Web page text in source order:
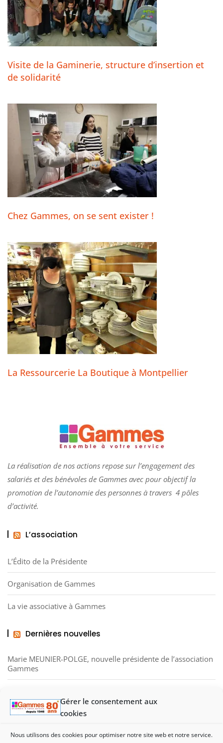
Gérer le consentement aux
cookies
Nous utilisons des cookies pour optimiser notre site web et notre service.
Visite de la Gaminerie, structure d’insertion et
de solidarité
Chez Gammes, on se sent exister !
La Ressourcerie La Boutique à Montpellier
La réalisation de nos actions repose sur l’engagement des
salariés et des bénévoles de Gammes avec pour objectif la
promotion de l’autonomie des personnes à travers 4 pôles
d’activité.
L’association
L’Édito de la Présidente
Organisation de Gammes
La vie associative à Gammes
Dernières nouvelles
Marie MEUNIER-POLGE, nouvelle présidente de l’association
Gammes
Visite de la Gaminerie, structure d’insertion et de solidarité